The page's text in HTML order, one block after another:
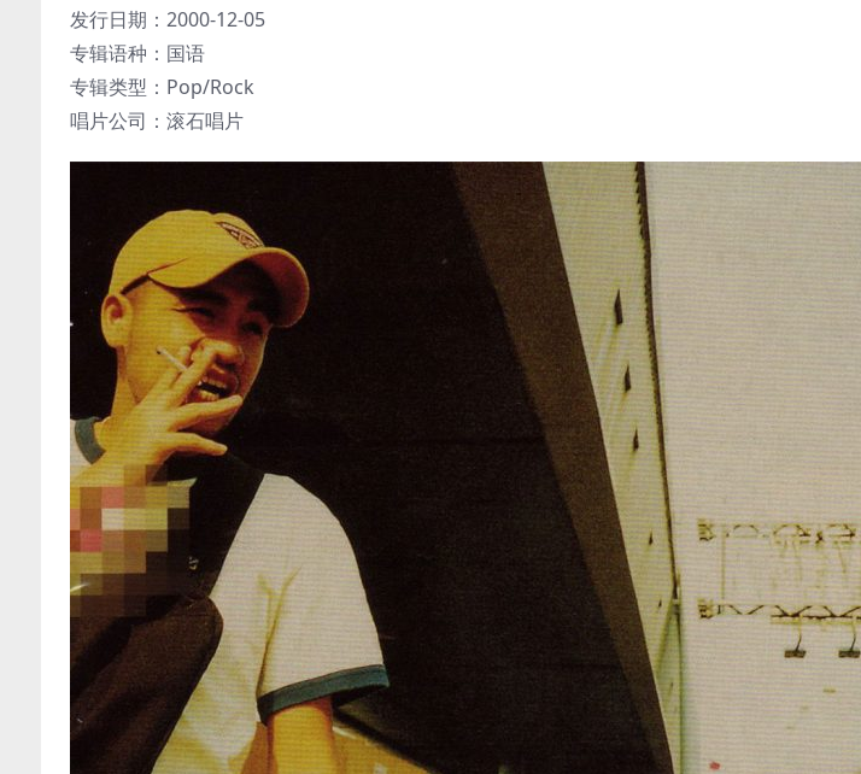
发行日期：2000-12-05
专辑语种：国语
专辑类型：Pop/Rock
唱片公司：滚石唱片